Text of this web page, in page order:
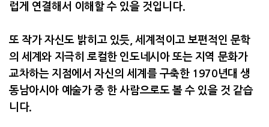
럽게 연결해서 이해할 수 있을 것입니다.
또 작가 자신도 밝히고 있듯 ,세계적이고 보편적인 문학
의 세계와 지극히 로컬한 인도네시아 또는 지역 문화가
교차하는 지점에서 자신의 세계를 구축한1970년대 생
동남아시아 예술가 중 한 사람으로도 볼 수 있을 것 같습
니다.